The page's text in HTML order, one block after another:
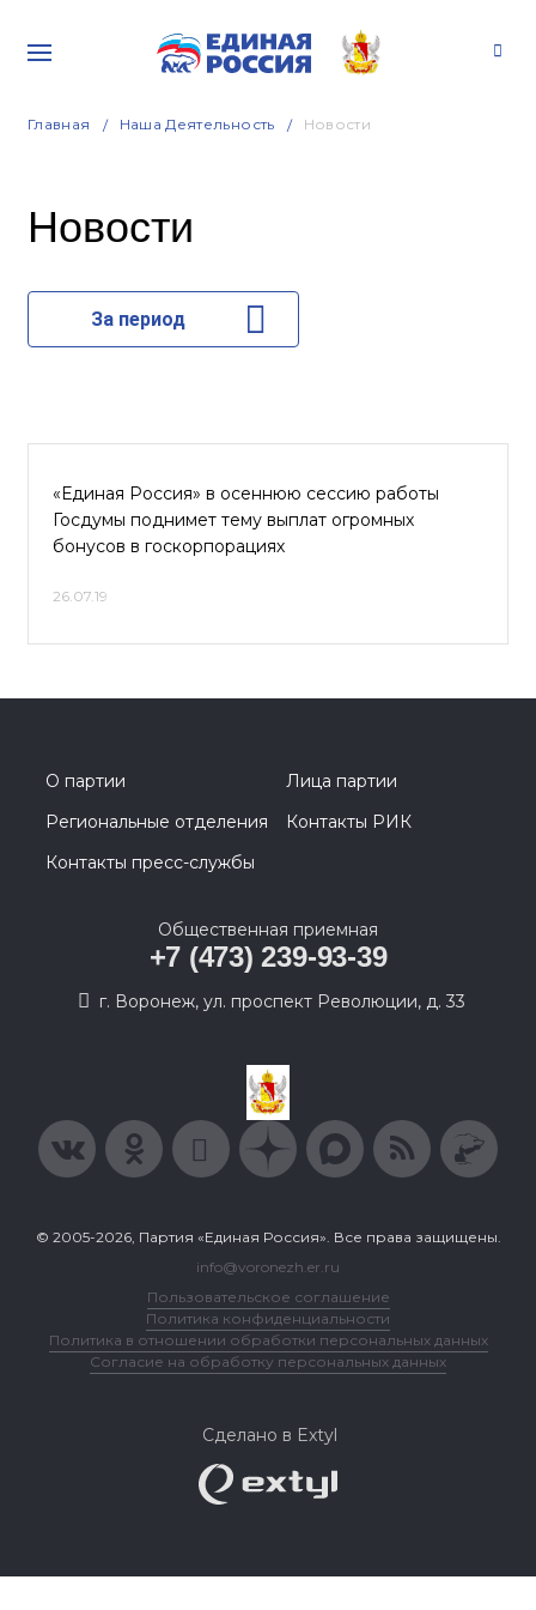
Главная Наша Деятельность Новости
Новости
За период
«Единая Россия» в осеннюю сессию работы
Госдумы поднимет тему выплат огромных
бонусов в госкорпорациях
26.07.19
О партии
Лица партии
Региональные отделения
Контакты РИК
Контакты пресс-службы
Общественная приемная
+7 (473) 239-93-39
г. Воронеж, ул. проспект Революции, д. 33
© 2005-2026, Партия «Единая Россия». Все права защищены.
info@voronezh.er.ru
Пользовательское соглашение
Политика конфиденциальности
Политика в отношении обработки персональных данных
Согласие на обработку персональных данных
Сделано в Extyl